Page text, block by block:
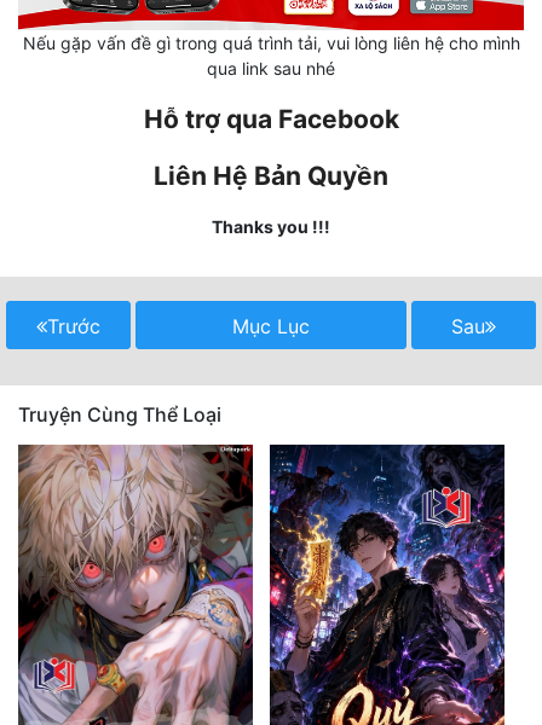
Kỳ Ảo
Mạt Thế
Mỹ Thực
Ngược
Nữ Cường
Nữ Phụ
Phong Thủy - Tâm Linh
Phương Tây
Phản Phái
Quan Trường
Nếu gặp vấn đề gì trong quá trình tải, vui lòng liên hệ cho mình
qua link sau nhé
Hỗ trợ qua Facebook
Liên Hệ Bản Quyền
Thanks you !!!
Trước Mục Lục Sau
Truyện Cùng Thể Loại